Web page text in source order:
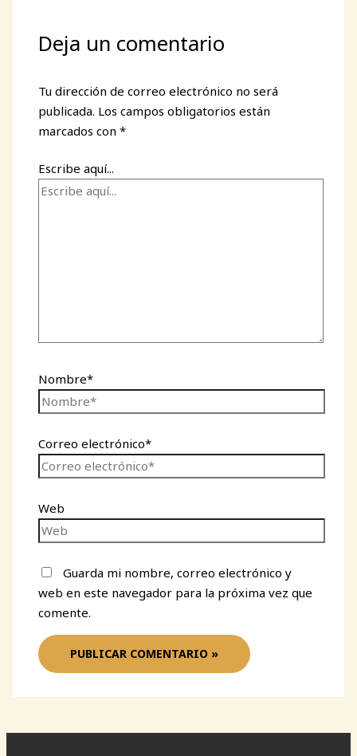
Deja un comentario
Tu dirección de correo electrónico no será
publicada. Los campos obligatorios están
marcados con*
Escribe aquí...
Nombre*
Correo electrónico*
Web
Guarda mi nombre, correo electrónico y
web en este navegador para la próxima vez que
comente.